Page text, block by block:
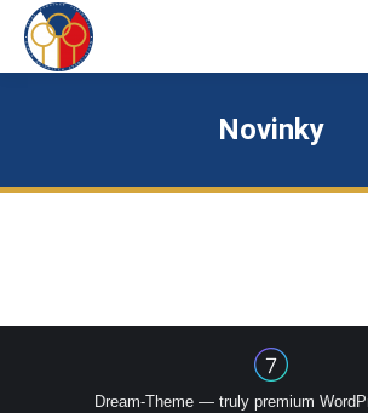
Novinky
Dream-Theme — truly premium